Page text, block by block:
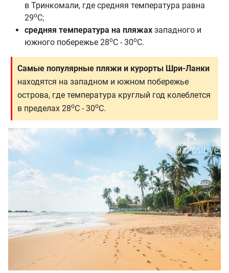
в Тринкомали, где средняя температура равна
29оС;
средняя температура на пляжах западного и
южного побережье 28оС - 30оС.
Самые популярные пляжи и курорты Шри-Ланки
находятся на западном и южном побережье
острова, где температура круглый год колеблется
в пределах 28оС - 30оС.